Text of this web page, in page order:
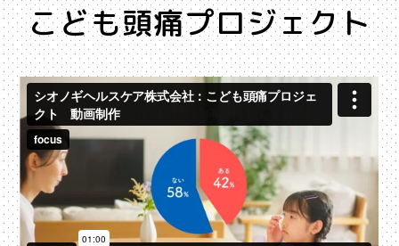
こども頭痛プロジェクト